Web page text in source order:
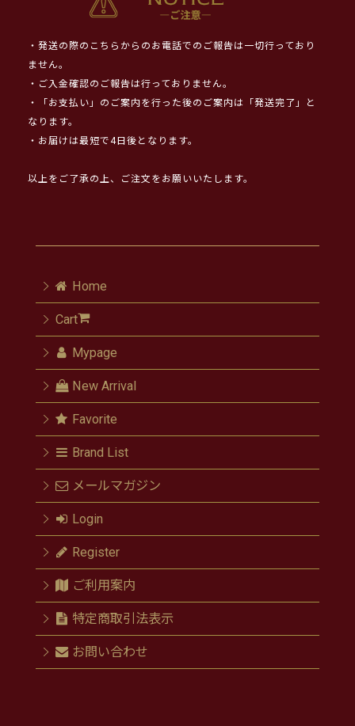
・発送の際のこちらからのお電話でのご報告は一切行っており
ません。
・ご入金確認のご報告は行っておりません。
・「お支払い」のご案内を行った後のご案内は「発送完了」と
なります。
・お届けは最短で4日後となります。
以上をご了承の上、ご注文をお願いいたします。
Home
Cart
Mypage
New Arrival
Favorite
Brand List
メールマガジン
Login
Register
ご利用案内
特定商取引法表示
お問い合わせ